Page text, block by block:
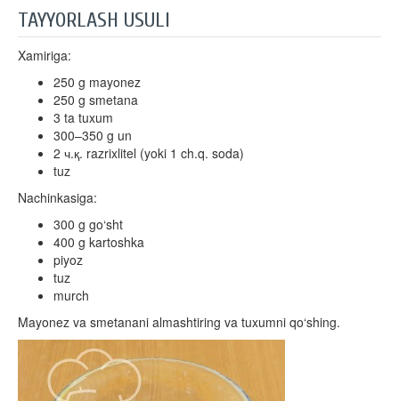
TAYYORLASH USULI
Xamiriga:
250 g mayonez
250 g smetana
3 ta tuxum
300–350 g un
2 ч.қ. razrixlitel (yoki 1 ch.q. soda)
tuz
Nachinkasiga:
300 g go‘sht
400 g kartoshka
piyoz
tuz
murch
Mayonez va smetanani almashtiring va tuxumni qo‘shing.